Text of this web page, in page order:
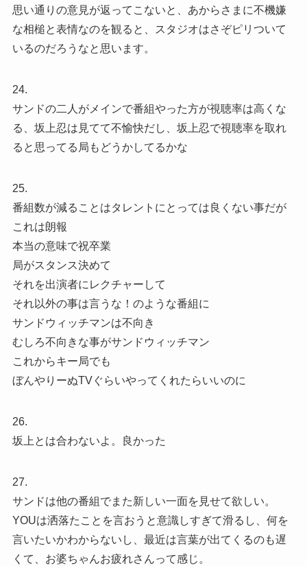
思い通りの意見が返ってこないと、あからさまに不機嫌
な相槌と表情なのを観ると、スタジオはさぞピリついて
いるのだろうなと思います。
24.
サンドの二人がメインで番組やった方が視聴率は高くな
る、坂上忍は見てて不愉快だし、坂上忍で視聴率を取れ
ると思ってる局もどうかしてるかな
25.
番組数が減ることはタレントにとっては良くない事だが
これは朗報
本当の意味で祝卒業
局がスタンス決めて
それを出演者にレクチャーして
それ以外の事は言うな！のような番組に
サンドウィッチマンは不向き
むしろ不向きな事がサンドウィッチマン
これからキー局でも
ぼんやりーぬTVぐらいやってくれたらいいのに
26.
坂上とは合わないよ。良かった
27.
サンドは他の番組でまた新しい一面を見せて欲しい。
YOUは洒落たことを言おうと意識しすぎて滑るし、何を
言いたいかわからないし、最近は言葉が出てくるのも遅
くて、お婆ちゃんお疲れさんって感じ。